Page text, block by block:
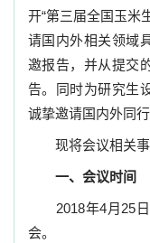
开“第三届全国玉米
请国内外相关领域
邀报告，并从提交
告。同时为研究生
诚挚邀请国内外同
现将会议相关事
一、会议时间
2018年4月 25
会。